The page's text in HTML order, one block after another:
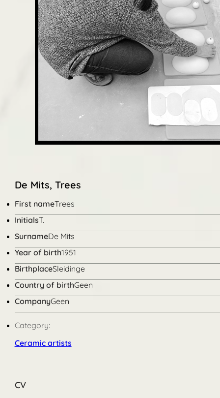
De Mits, Trees
First nameTrees
InitialsT.
SurnameDe Mits
Year of birth1951
BirthplaceSleidinge
Country of birthGeen
CompanyGeen
Category:
Ceramic artists
CV